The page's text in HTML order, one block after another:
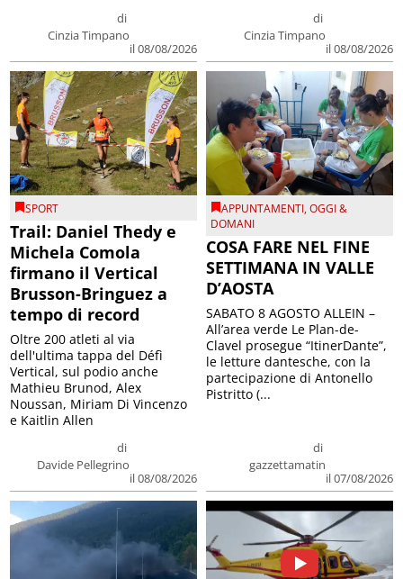
di
Cinzia Timpano
il 08/08/2026
di
Cinzia Timpano
il 08/08/2026
SPORT
Trail: Daniel Thedy e
Michela Comola
firmano il Vertical
Brusson-Bringuez a
tempo di record
di
Davide Pellegrino
il 08/08/2026
Oltre 200 atleti al via
dell'ultima tappa del Défì
Vertical, sul podio anche
Mathieu Brunod, Alex
Noussan, Miriam Di Vincenzo
e Kaitlin Allen
APPUNTAMENTI,OGGI &
DOMANI
COSA FARE NEL FINE
SETTIMANA IN VALLE
D’AOSTA
di
gazzettamatin
il 07/08/2026
SABATO 8 AGOSTO ALLEIN –
All’area verde Le Plan-de-
Clavel prosegue “ItinerDante”,
le letture dantesche, con la
partecipazione di Antonello
Pistritto (...